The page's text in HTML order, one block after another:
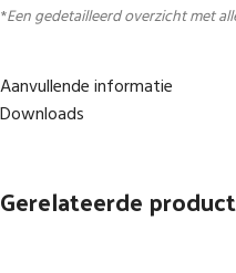
*Een gedetailleerd overzicht met
Aanvullende informatie
Downloads
Gerelateerde